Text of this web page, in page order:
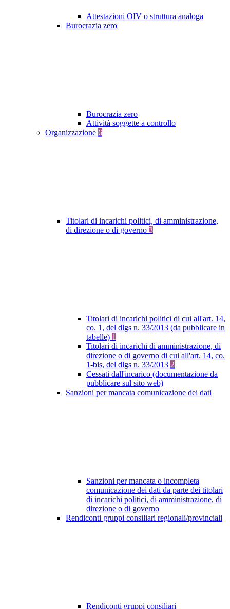
Attestazioni OIV o struttura analoga
Burocrazia zero
Burocrazia zero
Attività soggette a controllo
Organizzazione 6
Titolari di incarichi politici, di amministrazione,
di direzione o di governo 3
Titolari di incarichi politici di cui all'art. 14,
co. 1, del dlgs n. 33/2013 (da pubblicare in
tabelle) 1
Titolari di incarichi di amministrazione, di
direzione o di governo di cui all'art. 14, co.
1-bis, del dlgs n. 33/2013 2
Cessati dall'incarico (documentazione da
pubblicare sul sito web)
Sanzioni per mancata comunicazione dei dati
Sanzioni per mancata o incompleta
comunicazione dei dati da parte dei titolari
di incarichi politici, di amministrazione, di
direzione o di governo
Rendiconti gruppi consiliari regionali/provinciali
Rendiconti gruppi consiliari